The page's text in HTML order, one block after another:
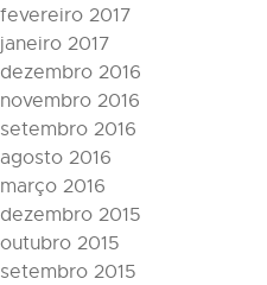
fevereiro 2017
janeiro 2017
dezembro 2016
novembro 2016
setembro 2016
agosto 2016
março 2016
dezembro 2015
outubro 2015
setembro 2015